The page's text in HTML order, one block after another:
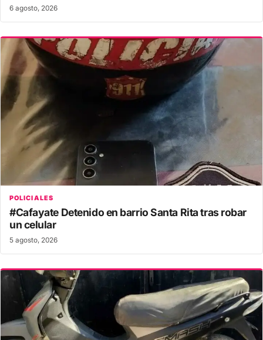
6 agosto, 2026
POLICIALES
#Cafayate Detenido en barrio Santa Rita tras robar
un celular
5 agosto, 2026